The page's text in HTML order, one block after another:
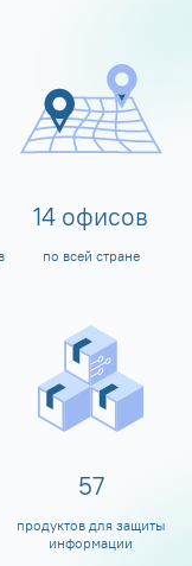
14 офисов
по всей стране
60
продуктов для защиты
информации